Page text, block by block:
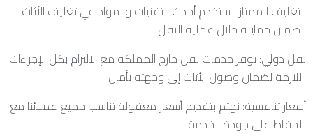
التغليف الممتاز: نستخدم أحدث التقنيات والمواد في تغليف الأثاث
لضمان حمايته خلال عملية النقل.
نقل دولي: نوفر خدمات نقل خارج المملكة مع الالتزام بكل الإجراءات
اللازمة لضمان وصول الأثاث إلى وجهته بأمان.
أسعار تنافسية: نهتم بتقديم أسعار معقولة تناسب جميع عملائنا مع
الحفاظ على جودة الخدمة.